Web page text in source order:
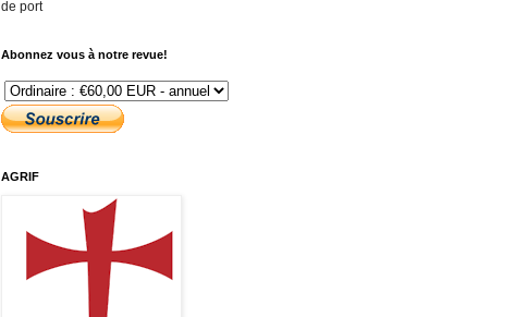
de port
Abonnez vous à notre revue!
AGRIF